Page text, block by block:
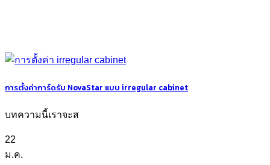
การตั้งค่าการ์ดรับ NovaStar แบบ irregular cabinet
บทความนี้เราจะส
22
ม.ค.